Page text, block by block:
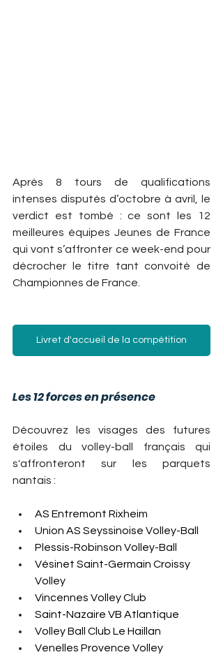
Après 8 tours de qualifications
intenses disputés d’octobre à avril, le
verdict est tombé : ce sont les 12
meilleures équipes Jeunes de France
qui vont s’affronter ce week-end pour
décrocher le titre tant convoité de
Championnes de France.
Livret d'accueil de la compétition
Les 12 forces en présence
Découvrez les visages des futures
étoiles du volley-ball français qui
s'affronteront sur les parquets
nantais :
AS Entremont Rixheim
Union AS Seyssinoise Volley-Ball
Plessis-Robinson Volley-Ball
Vésinet Saint-Germain Croissy
Volley
Vincennes Volley Club
Saint-Nazaire VB Atlantique
Volley Ball Club Le Haillan
Venelles Provence Volley